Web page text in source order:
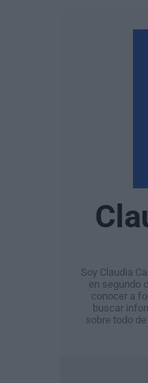
Soy Claudia
en segundo
conocer a
buscar
sobre todo